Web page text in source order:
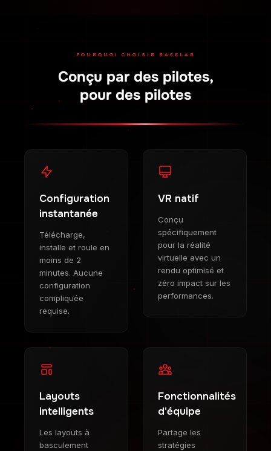
POURQUOI CHOISIR RACELAB
Conçu par des pilotes,
pour des pilotes
Configuration
instantanée
Télécharge,
installe et roule en
moins de 2
minutes. Aucune
configuration
compliquée
requise.
VR natif
Conçu
spécifiquement
pour la réalité
virtuelle avec un
rendu optimisé et
zéro impact sur les
performances.
Layouts
intelligents
Les layouts à
basculement
Fonctionnalités
d'équipe
Partage les
stratégies